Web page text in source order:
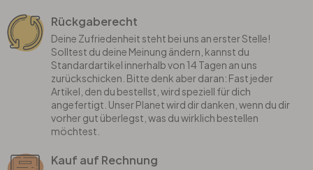
Rückgaberecht
Deine Zufriedenheit steht bei uns an erster Stelle!
Solltest du deine Meinung ändern, kannst du
Standardartikel innerhalb von 14 Tagen an uns
zurückschicken. Bitte denk aber daran: Fast jeder
Artikel, den du bestellst, wird speziell für dich
angefertigt. Unser Planet wird dir danken, wenn du dir
vorher gut überlegst, was du wirklich bestellen
möchtest.
Kauf auf Rechnung